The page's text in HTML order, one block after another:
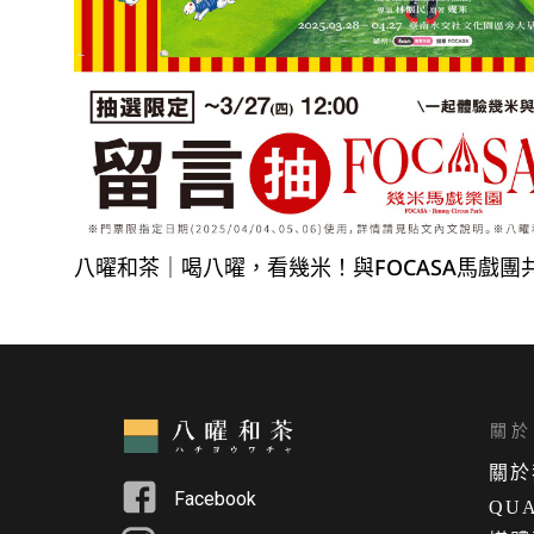
八曜和茶｜喝八曜，看幾米！與FOCASA馬戲團
Facebook
關
關 於